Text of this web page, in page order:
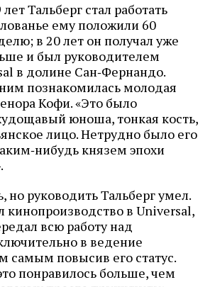
Тальберг стал работать
ему положили 60
в 20 лет он получал уже
и был руководителем
в долине Сан‑Фернандо.
познакомилась молодая
Кофи. «Это было
юноша, тонкая кость,
лицо. Нетрудно было его
князем эпохи
но руководить Тальберг умел.
кинопроизводство в Universal,
всю работу над
в ведение
самым повысив его статус.
понравилось больше, чем